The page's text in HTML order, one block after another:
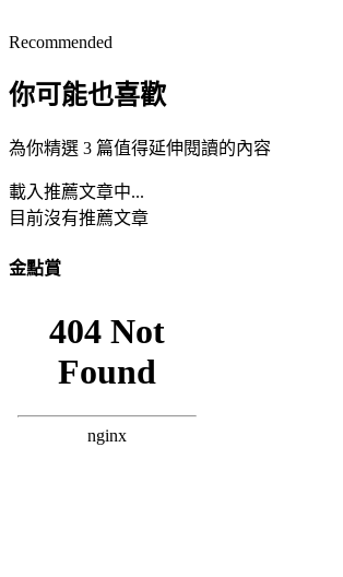
Recommended
你可能也喜歡
為你精選 3 篇值得延伸閱讀的內容
載入推薦文章中...
目前沒有推薦文章
金點賞